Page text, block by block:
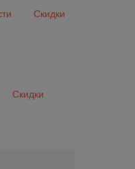
Скидки
Скидки